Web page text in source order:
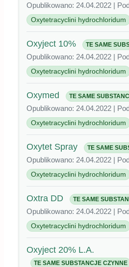
Opublikowano: 24.04.2022 |
Oxytetracyclini hydrochloridum
Oxyject 10% TE SAME
Opublikowano: 24.04.2022 |
Oxytetracyclini hydrochloridum
Oxymed TE SAME
Opublikowano: 24.04.2022 |
Oxytetracyclini hydrochloridum
Oxytet Spray TE SAME
Opublikowano: 24.04.2022 |
Oxytetracyclini hydrochloridum
Oxtra DD TE SAME
Opublikowano: 24.04.2022 |
Oxytetracyclini hydrochloridum
Oxyject 20% L.A.
TE SAME SUBSTANCJE CZYNNE